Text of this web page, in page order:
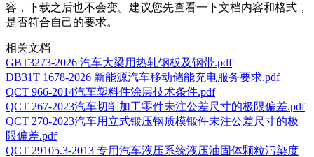
容，下载之后也不会变。建议您先查看一下文档内容和格式，
是否符合自己的要求。
相关文档
GBT3273-2026 汽车大梁用热轧钢板及钢带.pdf
DB31T 1678-2026 新能源汽车移动储能充电服务要求.pdf
QCT 966-2014汽车塑料件涂层技术条件.pdf
QCT 267-2023汽车切削加工零件未注公差尺寸的极限偏差.pdf
QCT 270-2023汽车用立式锻压钢质模锻件未注公差尺寸的极
限偏差.pdf
QCT 29105.3-2013 专用汽车液压系统液压油固体颗粒污染度